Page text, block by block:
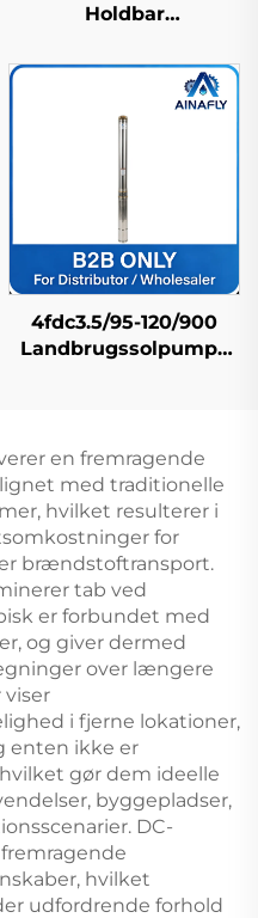
Holdbar
Rustfrit Stål Lang
Levetid og Fabrikspris
4fdc3.5/95-120/900
Landbrugssolpumpe
afgrødebevanding
en fremragende
med traditionelle
hvilket resulterer i
for
brændstoftransport.
tab ved
er forbundet med
og giver dermed
over længere
viser
i fjerne lokationer,
enten ikke er
gør dem ideelle
byggepladser,
DC-
hvilket
udfordrende forhold